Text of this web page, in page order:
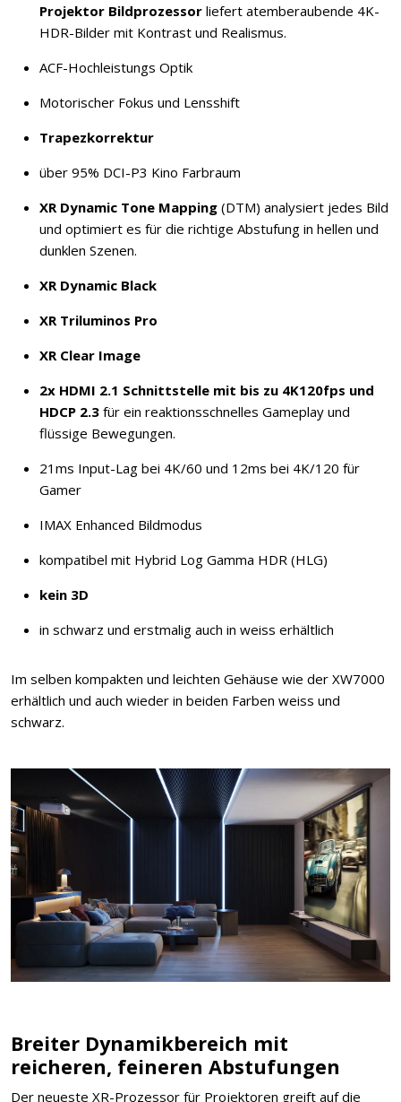
Projektor Bildprozessor liefert atemberaubende 4K-
HDR-Bilder mit Kontrast und Realismus.
ACF-Hochleistungs Optik
Motorischer Fokus und Lensshift
Trapezkorrektur
über 95% DCI-P3 Kino Farbraum
XR Dynamic Tone Mapping (DTM) analysiert jedes Bild
und optimiert es für die richtige Abstufung in hellen und
dunklen Szenen.
XR Dynamic Black
XR Triluminos Pro
XR Clear Image
2x HDMI 2.1 Schnittstelle mit bis zu 4K120fps und
HDCP 2.3 für ein reaktionsschnelles Gameplay und
flüssige Bewegungen.
21ms Input-Lag bei 4K/60 und 12ms bei 4K/120 für
Gamer
IMAX Enhanced Bildmodus
kompatibel mit Hybrid Log Gamma HDR (HLG)
kein 3D
in schwarz und erstmalig auch in weiss erhältlich
Im selben kompakten und leichten Gehäuse wie der XW7000
erhältlich und auch wieder in beiden Farben weiss und
schwarz.
Breiter Dynamikbereich mit
reicheren, feineren Abstufungen
Der neueste XR-Prozessor für Projektoren greift auf die